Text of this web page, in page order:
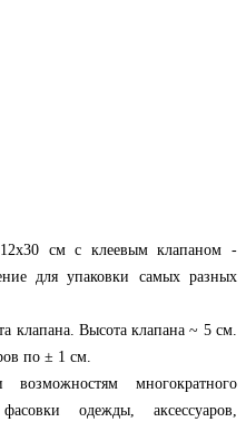
см с клеевым клапаном -
для упаковки самых разных
клапана. Высота клапана ~ 5 см.
по ± 1 см.
возможностям многократного
одежды, аксессуаров,